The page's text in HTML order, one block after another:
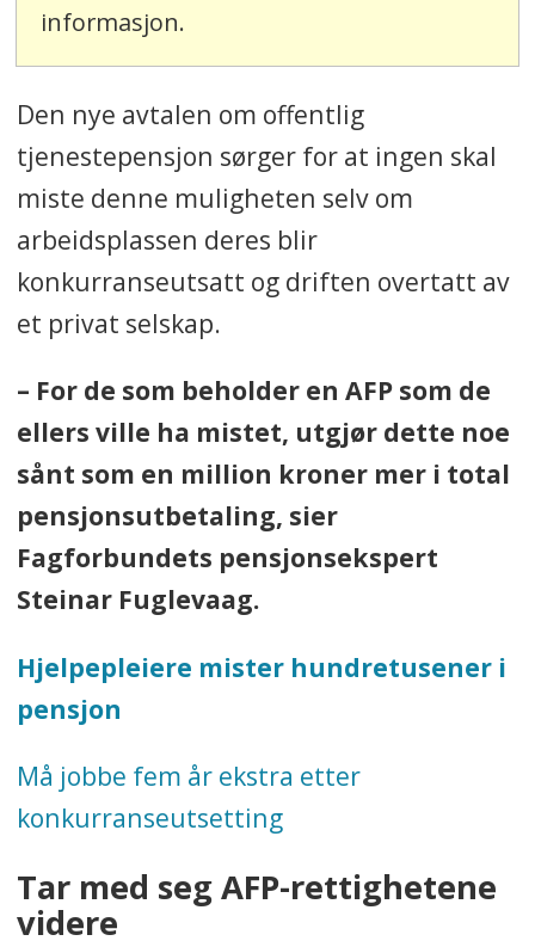
informasjon.
Den nye avtalen om offentlig
tjenestepensjon sørger for at ingen skal
miste denne muligheten selv om
arbeidsplassen deres blir
konkurranseutsatt og driften overtatt av
et privat selskap.
– For de som beholder en AFP som de
ellers ville ha mistet, utgjør dette noe
sånt som en million kroner mer i total
pensjonsutbetaling, sier
Fagforbundets pensjonsekspert
Steinar Fuglevaag.
Hjelpepleiere mister hundretusener i
pensjon
Må jobbe fem år ekstra etter
konkurranseutsetting
Tar med seg AFP-rettighetene
videre